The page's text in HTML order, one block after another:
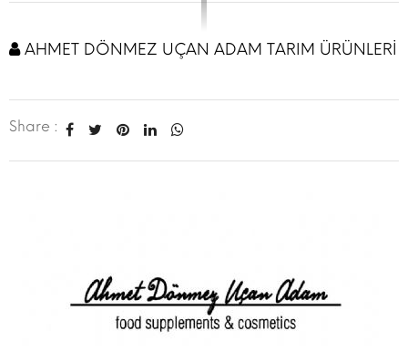
AHMET DÖNMEZ UÇAN ADAM TARIM ÜRÜNLERİ
Share :